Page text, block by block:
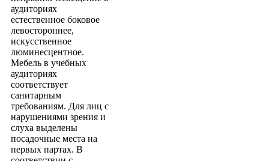
аудиториях
естественное боковое
левостороннее,
искусственное
люминесцентное.
Мебель в учебных
аудиториях
соответствует
санитарным
требованиям. Для лиц с
нарушениями зрения и
слуха выделены
посадочные места на
первых партах. В